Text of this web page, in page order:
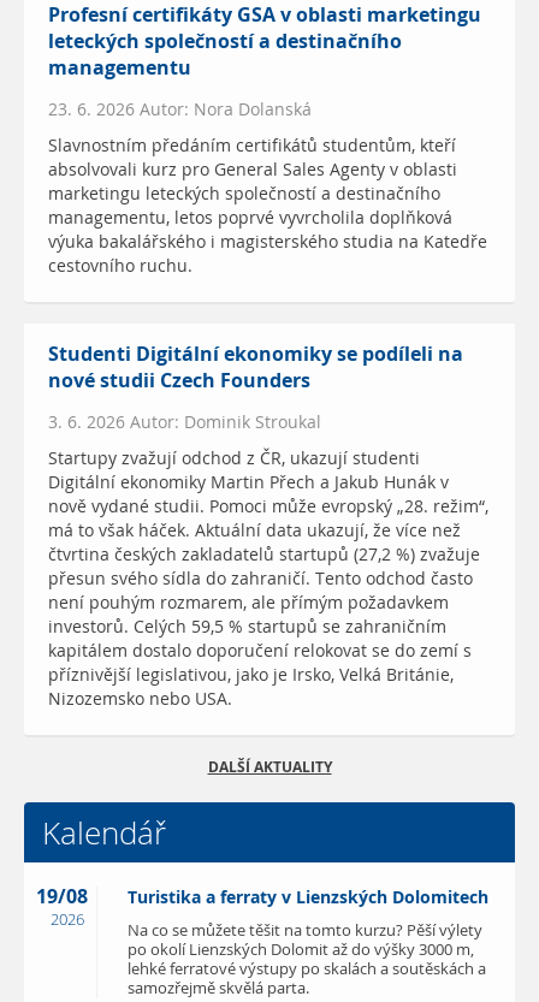
Profesní certifikáty GSA v oblasti marketingu
leteckých společností a destinačního
managementu
23. 6. 2026 Autor: Nora Dolanská
Slavnostním předáním certifikátů studentům, kteří
absolvovali kurz pro General Sales Agenty v oblasti
marketingu leteckých společností a destinačního
managementu, letos poprvé vyvrcholila doplňková
výuka bakalářského i magisterského studia na Katedře
cestovního ruchu.
Studenti Digitální ekonomiky se podíleli na
nové studii Czech Founders
3. 6. 2026 Autor: Dominik Stroukal
Startupy zvažují odchod z ČR, ukazují studenti
Digitální ekonomiky Martin Přech a Jakub Hunák v
nově vydané studii. Pomoci může evropský „28. režim“,
má to však háček. Aktuální data ukazují, že více než
čtvrtina českých zakladatelů startupů (27,2 %) zvažuje
přesun svého sídla do zahraničí. Tento odchod často
není pouhým rozmarem, ale přímým požadavkem
investorů. Celých 59,5 % startupů se zahraničním
kapitálem dostalo doporučení relokovat se do zemí s
příznivější legislativou, jako je Irsko, Velká Británie,
Nizozemsko nebo USA.
DALŠÍ AKTUALITY
Kalendář
19/08
2026
Turistika a ferraty v Lienzských Dolomitech
Na co se můžete těšit na tomto kurzu? Pěší výlety
po okolí Lienzských Dolomit až do výšky 3000 m,
lehké ferratové výstupy po skalách a soutěskách a
samozřejmě skvělá parta.